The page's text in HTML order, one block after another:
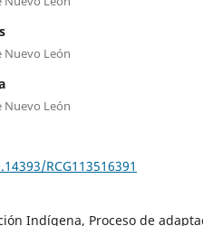
Nuevo León
Nuevo León
RCG113516391
Indígena, Proceso de